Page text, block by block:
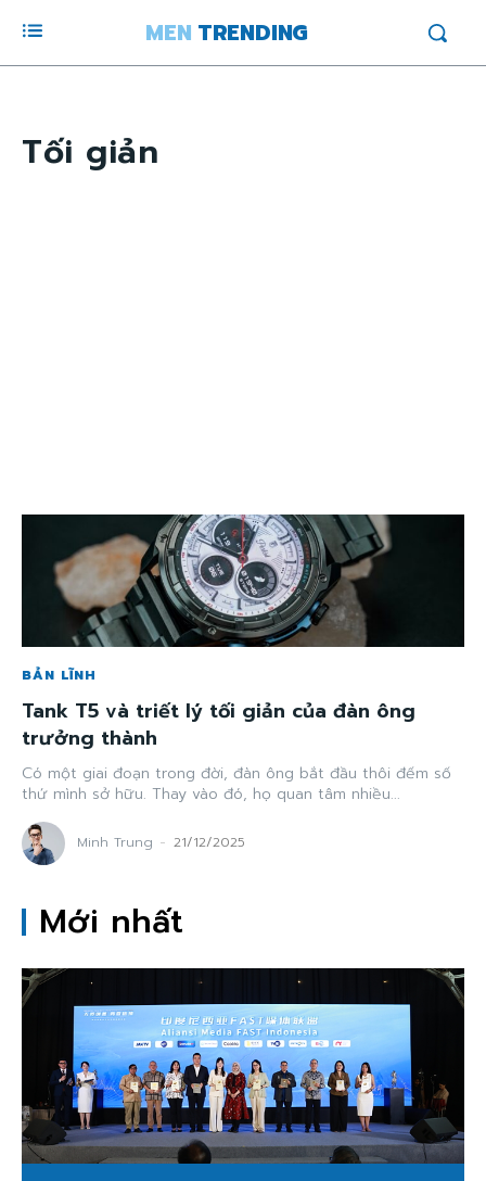
MEN TRENDING
Tối giản
BẢN LĨNH
Tank T5 và triết lý tối giản của đàn ông
trưởng thành
Có một giai đoạn trong đời, đàn ông bắt đầu thôi đếm số
thứ mình sở hữu. Thay vào đó, họ quan tâm nhiều...
Minh Trung - 21/12/2025
Mới nhất